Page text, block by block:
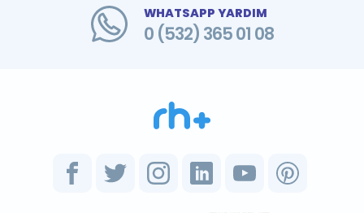
WHATSAPP YARDIM
0 (532) 365 01 08